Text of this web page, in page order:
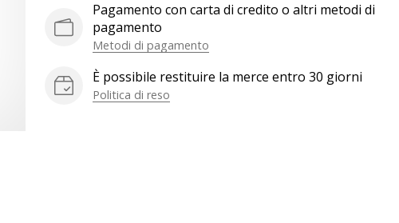
Pagamento con carta di credito o altri metodi di
pagamento
Metodi di pagamento
È possibile restituire la merce entro 30 giorni
Politica di reso